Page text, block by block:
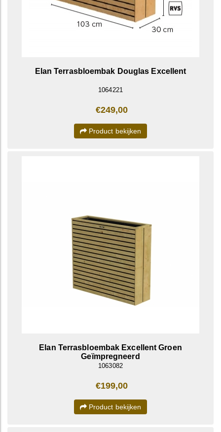
Elan Terrasbloembak Douglas Excellent
1064221
€249,00
Product bekijken
Elan Terrasbloembak Excellent Groen
Geïmpregneerd
1063082
€199,00
Product bekijken